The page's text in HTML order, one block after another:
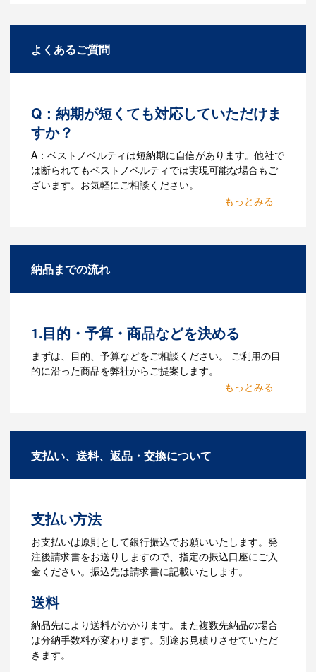
よくあるご質問
Q：納期が短くても対応していただけま
すか？
A：ベストノベルティは短納期に自信があります。他社で
は断られてもベストノベルティでは実現可能な場合もご
ざいます。お気軽にご相談ください。
があります。Adobe illustratorのaiファイ
Q：ウェブサイトに掲載され
ていないオリジナルのノベル
タマイズが可能です。お気軽にご相談く
納品までの流れ
1.目的・予算・商品などを決める
まずは、目的、予算などをご相談ください。 ご利用の目
的に沿った商品を弊社からご提案します。
お見積を弊社からお出しします。
3.発注・データ入稿
ら、ご注文書をお送りします。
【名入れをする場合】名入れに必要なデ
ータをご入稿頂き、名入れイメージをデ
ータでご確認いただきます。
4.納品
【名入れをする場合】データのご入稿後
３週間程度で納品となります。
【名入れなしの場合】在庫がある場合、3
～5営業日程度で納品となります。
支払い、送料、返品・交換について
支払い方法
お支払いは原則として銀行振込でお願いいたします。発
注後請求書をお送りしますので、指定の振込口座にご入
金ください。振込先は請求書に記載いたします。
送料
納品先により送料がかかります。また複数先納品の場合
は分納手数料が変わります。別途お見積りさせていただ
きます。